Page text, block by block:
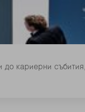
кариерни